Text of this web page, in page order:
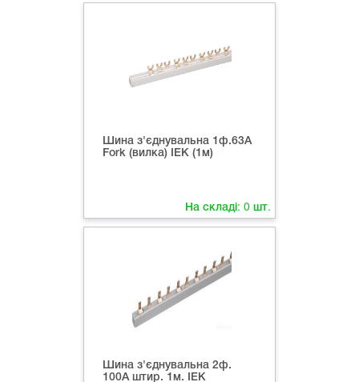
Шина з'єднувальна 1ф.63А
Fork (вилка) ІЕК (1м)
На складі: 0 шт.
Шина з'єднувальна 2ф.
100А штир. 1м. ІЕК